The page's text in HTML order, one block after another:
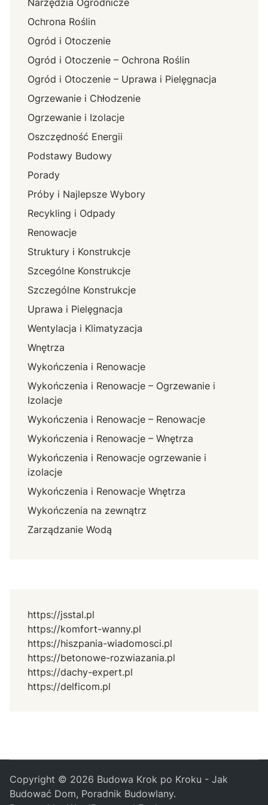
Narzędzia Ogrodnicze
Ochrona Roślin
Ogród i Otoczenie
Ogród i Otoczenie – Ochrona Roślin
Ogród i Otoczenie – Uprawa i Pielęgnacja
Ogrzewanie i Chłodzenie
Ogrzewanie i Izolacje
Oszczędność Energii
Podstawy Budowy
Porady
Próby i Najlepsze Wybory
Recykling i Odpady
Renowacje
Struktury i Konstrukcje
Szcególne Konstrukcje
Szczególne Konstrukcje
Uprawa i Pielęgnacja
Wentylacja i Klimatyzacja
Wnętrza
Wykończenia i Renowacje
Wykończenia i Renowacje – Ogrzewanie i
Izolacje
Wykończenia i Renowacje – Renowacje
Wykończenia i Renowacje – Wnętrza
Wykończenia i Renowacje ogrzewanie i
izolacje
Wykończenia i Renowacje Wnętrza
Wykończenia na zewnątrz
Zarządzanie Wodą
https://jsstal.pl
https://komfort-wanny.pl
https://hiszpania-wiadomosci.pl
https://betonowe-rozwiazania.pl
https://dachy-expert.pl
https://delficom.pl
Copyright © 2026 Budowa Krok po Kroku - Jak
Budować Dom, Poradnik Budowlany.